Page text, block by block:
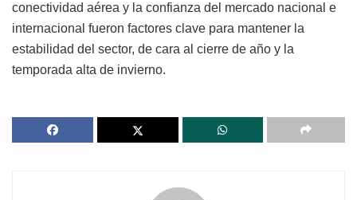
conectividad aérea y la confianza del mercado nacional e
internacional fueron factores clave para mantener la
estabilidad del sector, de cara al cierre de año y la
temporada alta de invierno.